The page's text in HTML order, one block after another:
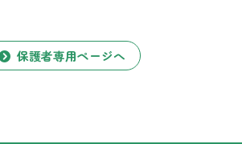
保護者専用ページへ